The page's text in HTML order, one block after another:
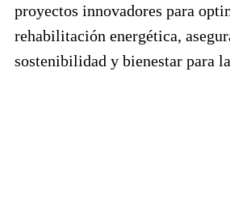
proyectos innovadores para
rehabilitación energética,
sostenibilidad y bienestar para